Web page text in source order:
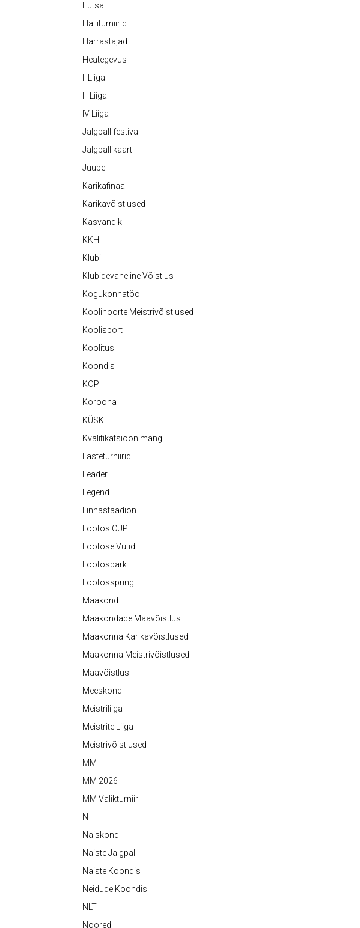
Futsal
Halliturniirid
Harrastajad
Heategevus
II Liiga
III Liiga
IV Liiga
Jalgpallifestival
Jalgpallikaart
Juubel
Karikafinaal
Karikavõistlused
Kasvandik
KKH
Klubi
Klubidevaheline Võistlus
Kogukonnatöö
Koolinoorte Meistrivõistlused
Koolisport
Koolitus
Koondis
KOP
Koroona
KÜSK
Kvalifikatsioonimäng
Lasteturniirid
Leader
Legend
Linnastaadion
Lootos CUP
Lootose Vutid
Lootospark
Lootosspring
Maakond
Maakondade Maavõistlus
Maakonna Karikavõistlused
Maakonna Meistrivõistlused
Maavõistlus
Meeskond
Meistriliiga
Meistrite Liiga
Meistrivõistlused
MM
MM 2026
MM Valikturniir
N
Naiskond
Naiste Jalgpall
Naiste Koondis
Neidude Koondis
NLT
Noored